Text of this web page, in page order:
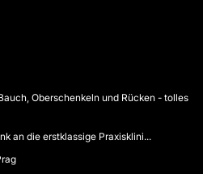
Oberschenkeln und Rücken - tolles
an die erstklassige Praxisklini...